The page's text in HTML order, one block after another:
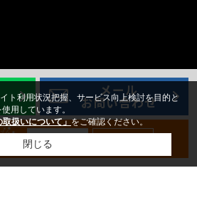
メール
お問い合わせ
新規登録
ト利用状況把握、サービス向上検討を目的と
用しています。
扱いについて」をご確認ください。
閉じる